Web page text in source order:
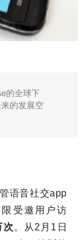
的全球下
的发展空
语音社交app
受邀用户访
次 。从2月1日